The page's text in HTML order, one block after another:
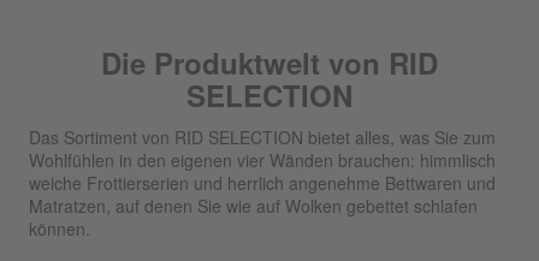
Die Produktwelt von RID
SELECTION
Das Sortiment von RID SELECTION bietet alles, was Sie zum
Wohlfühlen in den eigenen vier Wänden brauchen: himmlisch
weiche Frottierserien und herrlich angenehme Bettwaren und
Matratzen, auf denen Sie wie auf Wolken gebettet schlafen
können.